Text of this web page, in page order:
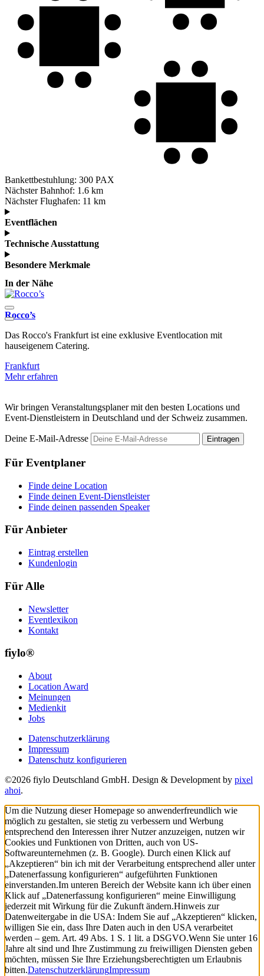
Bankettbestuhlung: 300 PAX
Nächster Bahnhof: 1.6 km
Nächster Flughafen: 11 km
Eventflächen
Technische Ausstattung
Besondere Merkmale
In der Nähe
Rocco’s
Das Rocco's Frankfurt ist eine exklusive Eventlocation mit
hauseigenem Catering.
Frankfurt
Mehr erfahren
Wir bringen Veranstaltungsplaner mit den besten Locations und
Event-Dienstleistern in Deutschland und der Schweiz zusammen.
Deine E-Mail-Adresse Eintragen
Für Eventplaner
Finde deine Location
Finde deinen Event-Dienstleister
Finde deinen passenden Speaker
Für Anbieter
Eintrag erstellen
Kundenlogin
Für Alle
Newsletter
Eventlexikon
Kontakt
fiylo®
About
Location Award
Meinungen
Medienkit
Jobs
Datenschutzerklärung
Impressum
Datenschutz konfigurieren
©2026 fiylo Deutschland GmbH. Design & Development by pixel
ahoi.
Um die Nutzung dieser Homepage so anwenderfreundlich wie
möglich zu gestalten, sie stetig zu verbessern und Werbung
entsprechend den Interessen ihrer Nutzer anzuzeigen, nutzen wir
Cookies und Funktionen von Dritten, auch von US-
Softwareunternehmen (z. B. Google). Durch einen Klick auf
„Akzeptieren“ bin ich mit der Verarbeitung entsprechend aller unter
„Datenerfassung konfigurieren“ aufgeführten Funktionen
einverstanden.Im unteren Bereich der Website kann ich über einen
Klick auf „Datenerfassung konfigurieren“ meine Einwilligung
jederzeit mit Wirkung für die Zukunft ändern.Hinweis zur
Datenweitergabe in die USA: Indem Sie auf „Akzeptieren“ klicken,
willigen Sie ein, dass Ihre Daten auch in den USA verarbeitet
werden – gem. Art. 49 Abs. 1 S. 1 lit. a DSGVO.Wenn Sie unter 16
Jahre alt sind und Ihre Zustimmung zu freiwilligen Diensten geben
möchten, müssen Sie Ihre Erziehungsberechtigten um Erlaubnis
bitten.DatenschutzerklärungImpressum